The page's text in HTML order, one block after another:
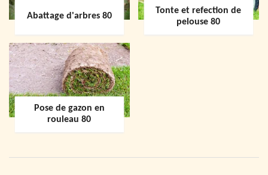
Abattage d'arbres 80
Tonte et refection de
pelouse 80
Pose de gazon en
rouleau 80